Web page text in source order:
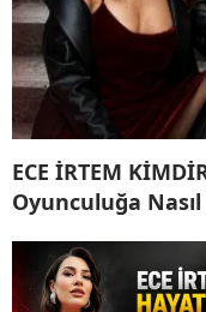
ECE İRTEM
Oyunculuğa Nasıl